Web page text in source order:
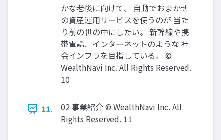
かな⽼後に向けて、 ⾃動でおまかせ
の資産運⽤サービスを使うのが 当た
り前の世の中にしたい。 新幹線や携
帯電話、インターネットのような 社
会インフラを⽬指している。 ©
WealthNavi Inc. All Rights Reserved.
10
11.
02 事業紹介 © WealthNavi Inc. All
Rights Reserved. 11